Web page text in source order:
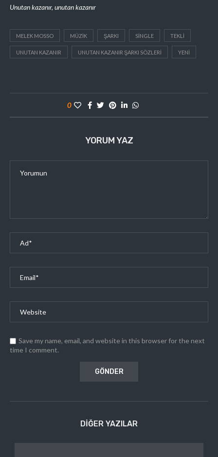
Unutan kazanır, unutan kazanır
MELEK MOSSO MÜZIK ŞARKI SINGLE TEKLI
UNUTAN KAZANIR UNUTAN KAZANIR ŞARKI SÖZLERI YENI
0
YORUM YAZ
Save my name, email, and website in this browser for the next
time I comment.
DIĞER YAZILAR